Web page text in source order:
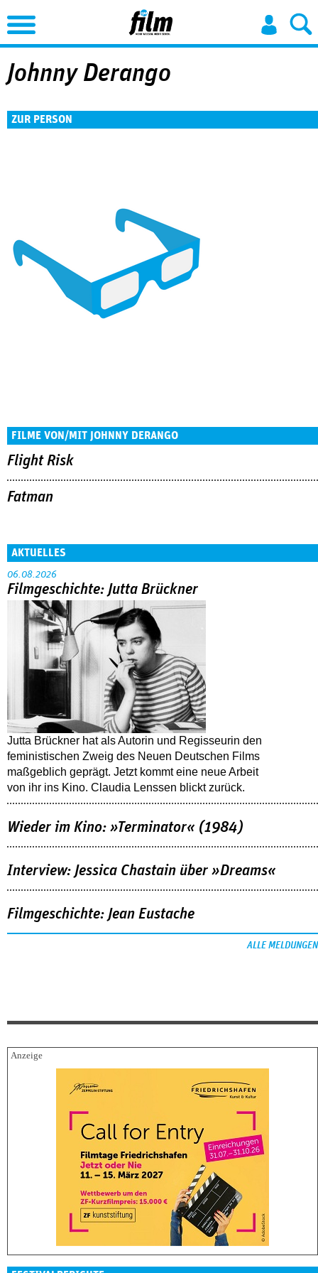
Jump to Navigation
Johnny Derango
ZUR PERSON
FILME VON/MIT JOHNNY DERANGO
Flight Risk
Fatman
AKTUELLES
06.08.2026
Filmgeschichte: Jutta Brückner
Jutta Brückner hat als Autorin und Regisseurin den
feministischen Zweig des Neuen Deutschen Films
maßgeblich geprägt. Jetzt kommt eine neue Arbeit
von ihr ins Kino. Claudia Lenssen blickt zurück.
Wieder im Kino: »Terminator« (1984)
Interview: Jessica Chastain über »Dreams«
Filmgeschichte: Jean Eustache
ALLE MELDUNGEN